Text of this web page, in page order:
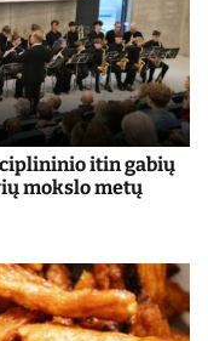
itin gabių
mokslo metų